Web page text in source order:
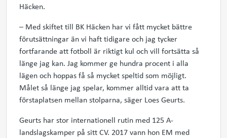
Häcken.
– Med skiftet till BK Häcken har vi fått mycket bättre
förutsättningar än vi haft tidigare och jag tycker
fortfarande att fotboll är riktigt kul och vill fortsätta så
länge jag kan. Jag kommer ge hundra procent i alla
lägen och hoppas få så mycket speltid som möjligt.
Målet så länge jag spelar, kommer alltid vara att ta
förstaplatsen mellan stolparna, säger Loes Geurts.
Geurts har stor internationell rutin med 125 A-
landslagskamper på sitt CV. 2017 vann hon EM med